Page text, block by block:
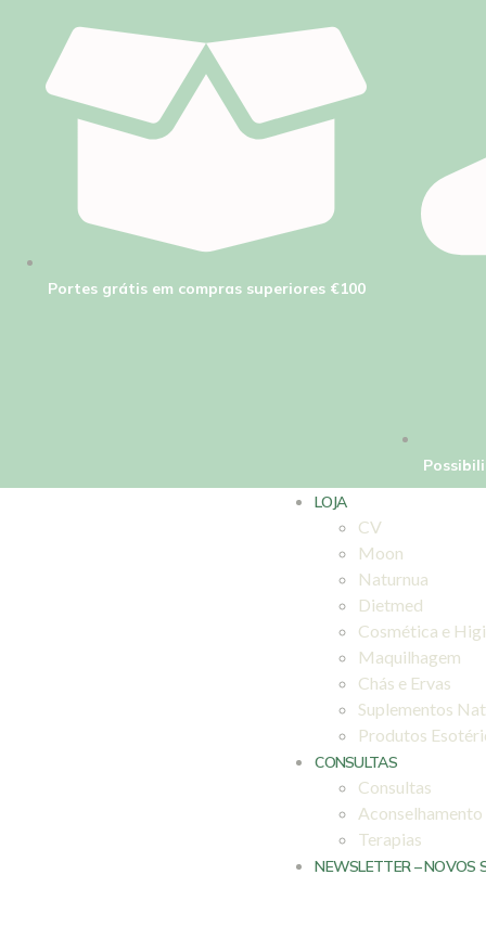
Portes grátis em compras superiores €100
LOJA
CV
Moon
Naturnua
Dietmed
Cosmética e
Maquilhagem
Chás e Ervas
Suplementos
Produtos
CONSULTAS
Consultas
Terapias
NEWSLETTER – NOVOS